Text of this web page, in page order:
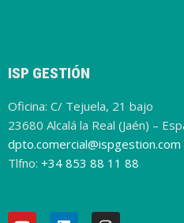
ISP GESTIÓN
Oficina: C/ Tejuela, 21 bajo
23680 Alcalá la Real (Jaén) –
dpto.comercial@ispgestion.com
Tlfno: +34 853 88 11 88